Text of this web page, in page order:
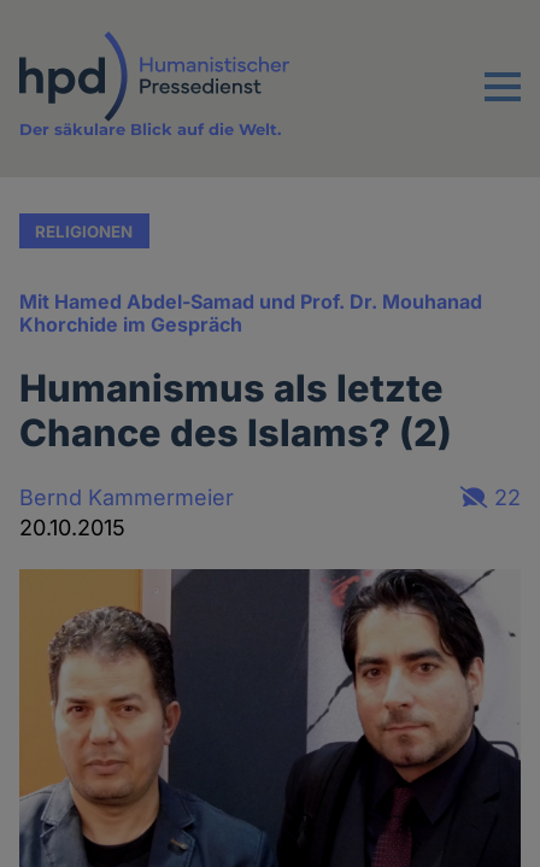
Inhalt
Menu
Der säkulare Blick auf die Welt.
RELIGIONEN
Mit Hamed Abdel-Samad und Prof. Dr. Mouhanad
Khorchide im Gespräch
Humanismus als letzte
Chance des Islams? (2)
Bernd Kammermeier
20.10.2015
22